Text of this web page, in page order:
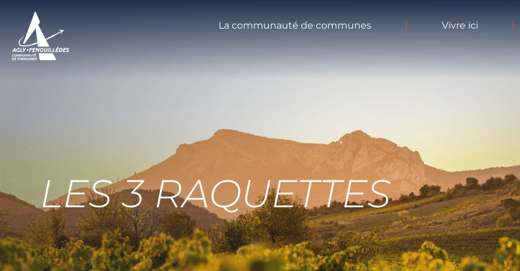
La communauté de communes Vivre ici
LES 3 RAQUETTES